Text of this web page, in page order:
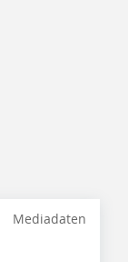
Mediadaten